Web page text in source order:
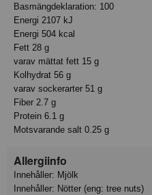
Basmängdeklaration: 100
Energi 2107 kJ
Energi 504 kcal
Fett 28 g
varav mättat fett 15 g
Kolhydrat 56 g
varav sockerarter 51 g
Fiber 2.7 g
Protein 6.1 g
Motsvarande salt 0.25 g
Allergiinfo
Innehåller: Mjölk
Innehåller: Nötter (eng: tree nuts)